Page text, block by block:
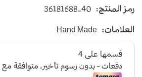
يأتي بأرضية متوسطة الإرتفاع باللون
و طبقة اسفنجية عالية الجودة لتعطي
ومقاومة الإنزلاق و التآكل
رمز المنتج: 36181688-40
العلامات: Hand Made